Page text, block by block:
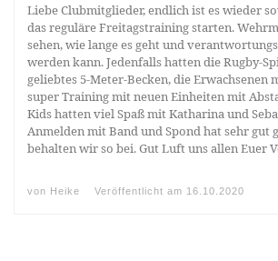
Liebe Clubmitglieder, endlich ist es wieder
das reguläre Freitagstraining starten.
sehen, wie lange es geht und
werden kann. Jedenfalls hatten die Rugby-
geliebtes 5-Meter-Becken, die Erwachsenen
super Training mit neuen Einheiten mit
Kids hatten viel Spaß mit Katharina und
Anmelden mit Band und Spond hat sehr gut
behalten wir so bei. Gut Luft uns allen Euer
von Heike Veröffentlicht am 16.10.2020